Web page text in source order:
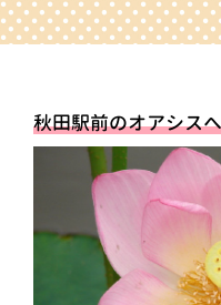
秋田駅前のオアシス